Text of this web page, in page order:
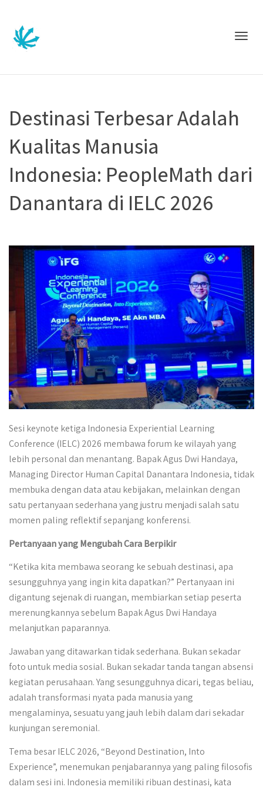
Destinasi Terbesar Adalah
Kualitas Manusia
Indonesia: PeopleMath dari
Danantara di IELC 2026
Sesi keynote ketiga Indonesia Experiential Learning
Conference (IELC) 2026 membawa forum ke wilayah yang
lebih personal dan menantang. Bapak Agus Dwi Handaya,
Managing Director Human Capital Danantara Indonesia, tidak
membuka dengan data atau kebijakan, melainkan dengan
satu pertanyaan sederhana yang justru menjadi salah satu
momen paling reflektif sepanjang konferensi.
Pertanyaan yang Mengubah Cara Berpikir
“Ketika kita membawa seorang ke sebuah destinasi, apa
sesungguhnya yang ingin kita dapatkan?” Pertanyaan ini
digantung sejenak di ruangan, membiarkan setiap peserta
merenungkannya sebelum Bapak Agus Dwi Handaya
melanjutkan paparannya.
Jawaban yang ditawarkan tidak sederhana. Bukan sekadar
foto untuk media sosial. Bukan sekadar tanda tangan absensi
kegiatan perusahaan. Yang sesungguhnya dicari, tegas beliau,
adalah transformasi nyata pada manusia yang
mengalaminya, sesuatu yang jauh lebih dalam dari sekadar
kunjungan seremonial.
Tema besar IELC 2026, “Beyond Destination, Into
Experience”, menemukan penjabarannya yang paling filosofis
dalam sesi ini. Indonesia memiliki ribuan destinasi, kata